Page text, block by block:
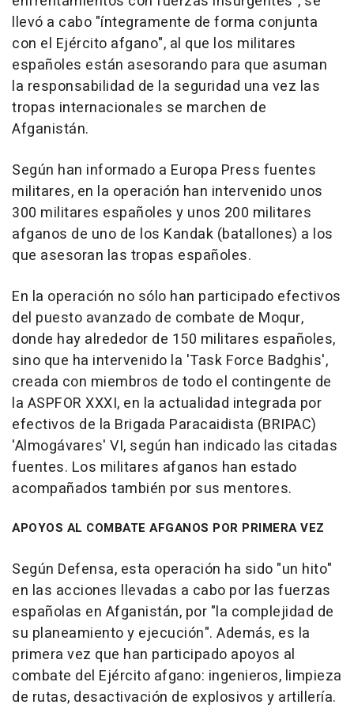
llevó a cabo "íntegramente de forma conjunta
con el Ejército afgano", al que los militares
españoles están asesorando para que asuman
la responsabilidad de la seguridad una vez las
tropas internacionales se marchen de
Afganistán.
Según han informado a Europa Press fuentes
militares, en la operación han intervenido unos
300 militares españoles y unos 200 militares
afganos de uno de los Kandak (batallones) a los
que asesoran las tropas españoles.
En la operación no sólo han participado efectivos
del puesto avanzado de combate de Moqur,
donde hay alrededor de 150 militares españoles,
sino que ha intervenido la 'Task Force Badghis',
creada con miembros de todo el contingente de
la ASPFOR XXXI, en la actualidad integrada por
efectivos de la Brigada Paracaidista (BRIPAC)
'Almogávares' VI, según han indicado las citadas
fuentes. Los militares afganos han estado
acompañados también por sus mentores.
APOYOS AL COMBATE AFGANOS POR PRIMERA VEZ
Según Defensa, esta operación ha sido "un hito"
en las acciones llevadas a cabo por las fuerzas
españolas en Afganistán, por "la complejidad de
su planeamiento y ejecución". Además, es la
primera vez que han participado apoyos al
combate del Ejército afgano: ingenieros, limpieza
de rutas, desactivación de explosivos y artillería.